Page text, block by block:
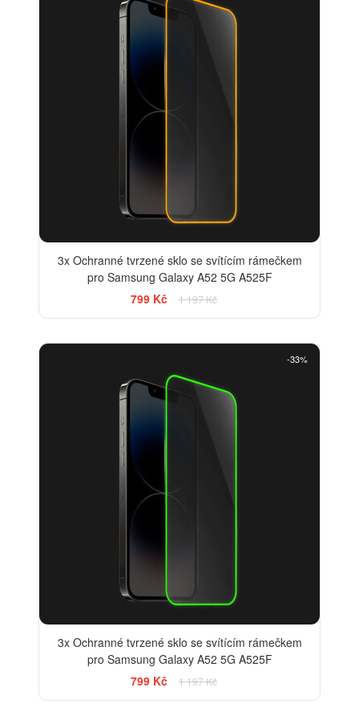
3x Ochranné tvrzené sklo se svítícím rámečkem
pro Samsung Galaxy A52 5G A525F
799 Kč
1 197 Kč
-33%
3x Ochranné tvrzené sklo se svítícím rámečkem
pro Samsung Galaxy A52 5G A525F
799 Kč
1 197 Kč